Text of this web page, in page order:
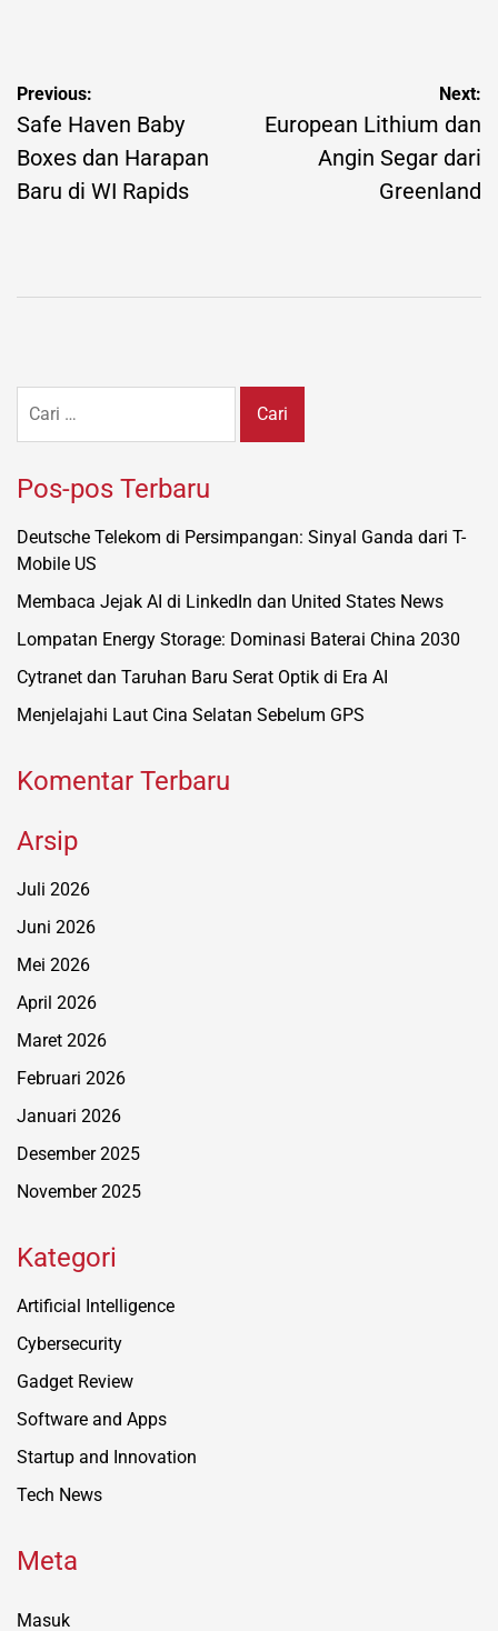
Navigasi
pos
Previous:
Safe Haven Baby
Boxes dan Harapan
Baru di WI Rapids
Next:
European Lithium dan
Angin Segar dari
Greenland
untuk:
Pos-pos Terbaru
Deutsche Telekom di Persimpangan: Sinyal Ganda dari T-
Mobile US
Membaca Jejak AI di LinkedIn dan United States News
Lompatan Energy Storage: Dominasi Baterai China 2030
Cytranet dan Taruhan Baru Serat Optik di Era AI
Menjelajahi Laut Cina Selatan Sebelum GPS
Komentar Terbaru
Arsip
Juli 2026
Juni 2026
Mei 2026
April 2026
Maret 2026
Februari 2026
Januari 2026
Desember 2025
November 2025
Kategori
Artificial Intelligence
Cybersecurity
Gadget Review
Software and Apps
Startup and Innovation
Tech News
Meta
Masuk